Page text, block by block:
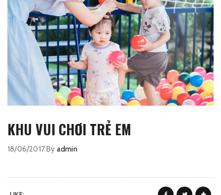
KHU VUI CHƠI TRẺ EM
18/06/2017 By admin